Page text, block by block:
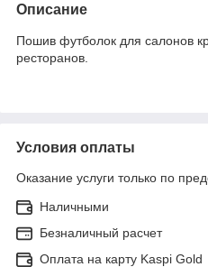
Описание
Пошив футболок для салонов
ресторанов.
Условия оплаты
Оказание услуги только по
Наличными
Безналичный расчет
Оплата на карту Kaspi Gold